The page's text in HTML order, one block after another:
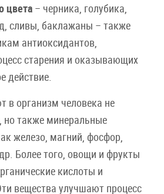
цвета– черника, голубика,
сливы, баклажаны – также
антиоксидантов,
старения и оказывающих
действие.
в организм человека не
также минеральные
железо, магний, фосфор,
Более того, овощи и фрукты
кислоты и
вещества улучшают процесс